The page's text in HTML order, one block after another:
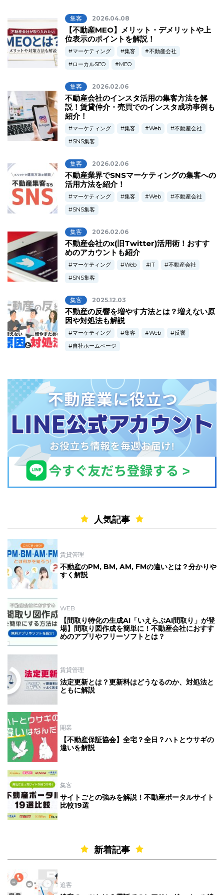
集客 2026.04.08
【不動産MEO】メリット・デメリットや上
位表示のポイントを解説！
マーケティング 集客
不動産会社
ローカルSEO
MEO
集客 2026.02.06
不動産会社のインスタ活用の集客方法を解
説！賃貸仲介・売買でのインスタ成功事例も
紹介！
マーケティング 集客 Web
不動産会社
SNS集客
集客 2026.02.06
不動産業界でSNSマーケティングの集客への
活用方法を紹介！
マーケティング 集客 Web
不動産会社
SNS集客
集客 2026.02.06
不動産会社のx(旧Twitter)活用術！おすす
めのアカウントも紹介
マーケティング Web IT
不動産会社
SNS集客
集客 2025.12.03
不動産の反響を増やす方法とは？増えない原
因や対処法も解説
マーケティング 集客 Web
反響
自社ホームページ
人気記事
賃貸管理
不動産のPM, BM, AM, FMの違いとは？分かりや
すく解説
WEB
【間取り特化の生成AI「いえらぶAI間取り」が登
場】間取り図作成を簡単に！不動産会社におすす
めのアプリやフリーソフトとは？
賃貸管理
法定更新とは？更新料はどうなるのか、対処法と
ともに解説
開業
【不動産保証協会】全宅？全日？ハトとウサギの
違いを解説
集客
サイトごとの強みを解説！不動産ポータルサイト
比較19選
新着記事
追客